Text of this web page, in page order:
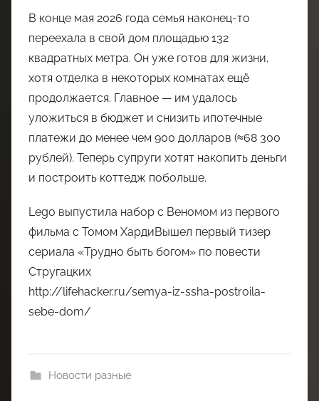
В конце мая 2026 года семья наконец-то
переехала в свой дом площадью 132
квадратных метра. Он уже готов для жизни,
хотя отделка в некоторых комнатах ещё
продолжается. Главное — им удалось
уложиться в бюджет и снизить ипотечные
платежи до менее чем 900 долларов (≈68 300
рублей). Теперь супруги хотят накопить деньги
и построить коттедж побольше.
Lego выпустила набор с Веномом из первого
фильма с Томом ХардиВышел первый тизер
сериала «Трудно быть богом» по повести
Стругацких
http://lifehacker.ru/semya-iz-ssha-postroila-
sebe-dom/
Новости разные